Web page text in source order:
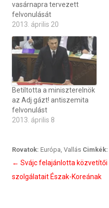
vasárnapra tervezett
felvonulását
2013. április 20
Betiltotta a miniszterelnök
az Adj gázt! antiszemita
felvonulást
2013. április 8
Rovatok: Európa Vallás Cimkék:
Bejegyzés
navigáció
← Svájc felajánlotta közvetítői
szolgálatait Észak-Koreának